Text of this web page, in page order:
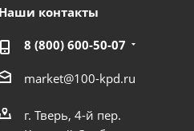
Наши контакты
8 (800) 600-50-07
market@100-kpd.ru
г. Тверь, 4-й пер.